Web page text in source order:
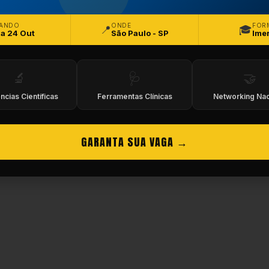
Reservados.
24 Out 📍 ONDE
São Paulo - SP 🎓
🔬
Científicas
🩺
Ferramentas Clínicas
🤝
Networking
GARANTA SUA VAGA →